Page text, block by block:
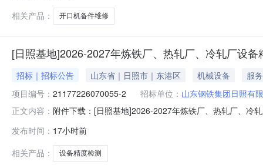
相关产品：
开口机备件维修
[日照基地]2026-2027年炼铁厂、热轧厂、冷轧厂设备
招标｜招标公告 山东省｜日照市｜东港区 机械设备
服务
项目编号： 21177226070055-2 招标单位： 山东钢铁集团日照有
正文内容： 附件下载：[日照基地]2026-2027年炼铁厂、热轧厂、冷
发布时间： 17小时前
相关产品：
设备精度检测